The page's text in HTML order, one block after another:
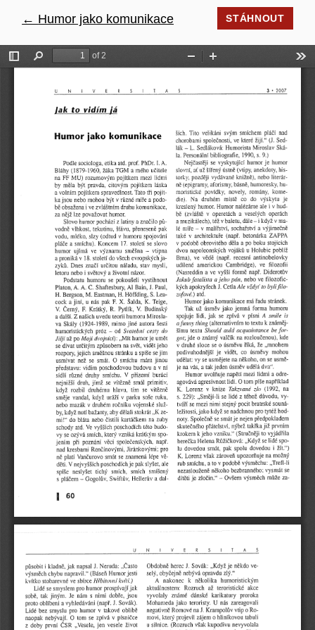
← Návrat na podrobnosti článku
Humor jako komunikace STÁHNOUT